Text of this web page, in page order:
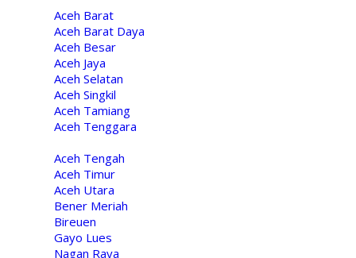
Aceh Barat
Aceh Barat Daya
Aceh Besar
Aceh Jaya
Aceh Selatan
Aceh Singkil
Aceh Tamiang
Aceh Tenggara
Aceh Tengah
Aceh Timur
Aceh Utara
Bener Meriah
Bireuen
Gayo Lues
Nagan Raya